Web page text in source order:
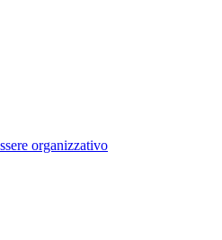
organizzativo